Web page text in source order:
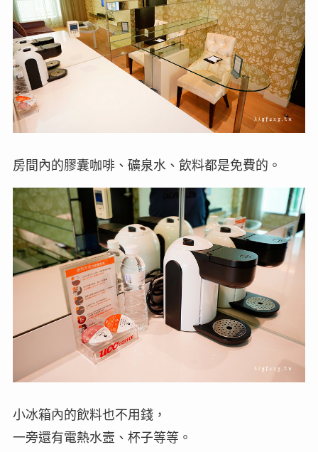
房間內的膠囊咖啡、礦泉水、飲料都是免費的。
小冰箱內的飲料也不用錢，
一旁還有電熱水壼、杯子等等。